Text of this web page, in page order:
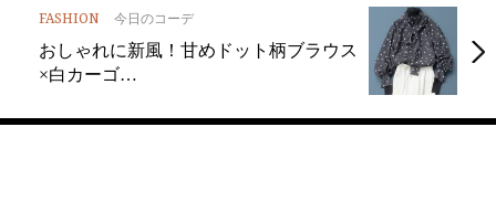
FASHION 今日のコーデ
おしゃれに新風！甘めドット柄ブラウス
×白カーゴ…